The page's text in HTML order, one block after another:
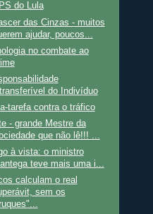
do Lula
das Cinzas - muitos
ajudar, poucos...
no combate ao
do Indivíduo
tarefa contra o tráfico
- grande Mestre da
que não lê!!! ...
à vista: o ministro
teve mais uma i...
calculam o real
sem os